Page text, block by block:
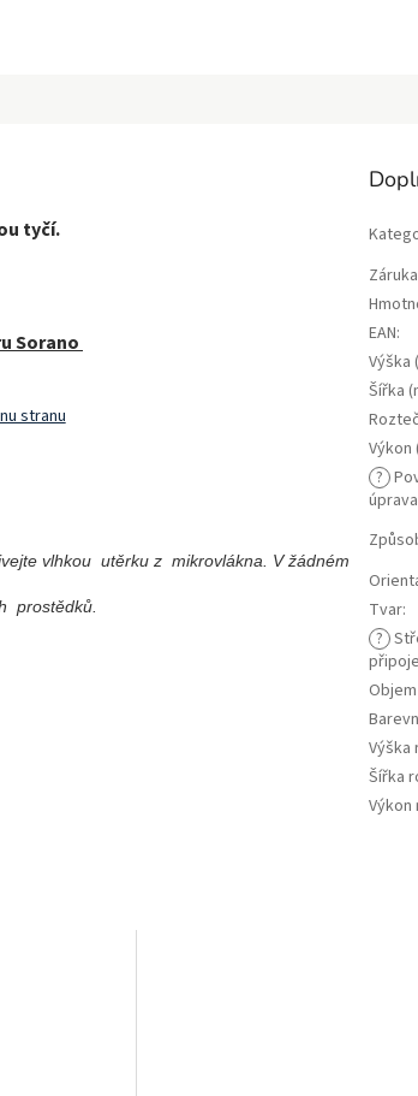
tyčí.
Sorano
vlhkou utěrku z mikrovlákna. V žádném
prostědků.
Záruka
EAN:
Výška
Šířka
Výkon
?
úprava
Tvar:
?
Výška
Šířka